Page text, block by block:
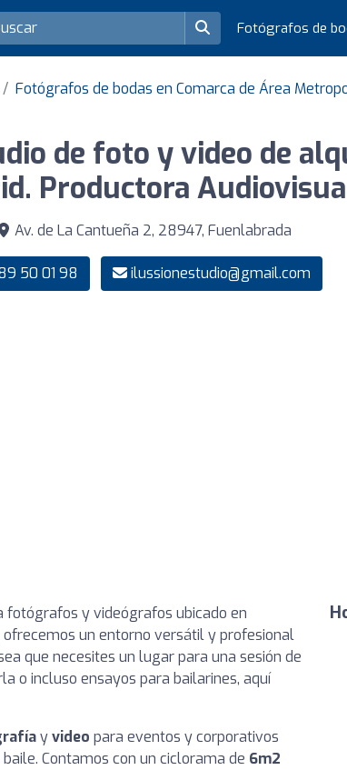
Fotógrafos de
Fotógrafos de bodas en Comarca de Área
de foto y video de
Productora
Av. de La Cantueña 2, 28947, Fuenlabrada
50 01 98 ilussionestudio@gmail.com
fotógrafos y videógrafos ubicado en
ofrecemos un entorno versátil y profesional
que necesites un lugar para una sesión de
o incluso ensayos para bailarines, aquí
yvideo para eventos y corporativos
Contamos con un ciclorama de 6m2